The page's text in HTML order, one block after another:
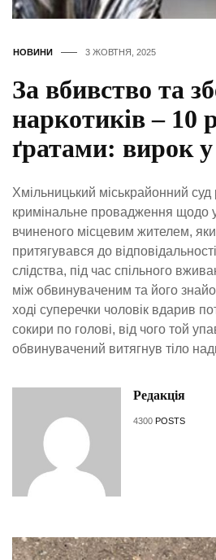
НОВИНИ 3 ЖОВТНЯ, 2025
За вбивство та
наркотиків – 10
ґратами: вирок
Хмільницький міськрайонний суд
кримінальне провадження щодо
вчиненого місцевим жителем,
притягувався до
слідства, під час спільного
між обвинуваченим та його
ході суперечки чоловік вдарив
сокири по голові, від чого той
обвинувачений витягнув тіло
Редакція
4300 POSTS